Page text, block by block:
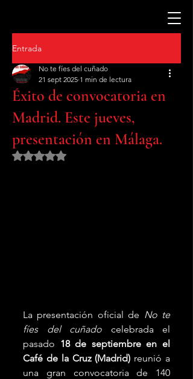
Entrada
Éxito de convocatoria en
Madrid. Este jueves,
presentación en Málaga.
No te fíes del cuñado
21 sept 2025 1 min de lectura
Obtuvo NaN de 5 estrellas.
La presentación oficial de No te
fíes del cuñado celebrada el
pasado 18 de septiembre en el
Café de la Cruz (Madrid) reunió a
una gran convocatoria de 140